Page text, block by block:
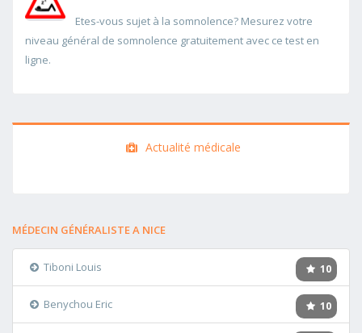
Etes-vous sujet à la somnolence? Mesurez votre
niveau général de somnolence gratuitement avec ce test en
ligne.
Actualité médicale
MÉDECIN GÉNÉRALISTE A NICE
10
Tiboni Louis
10
Benychou Eric